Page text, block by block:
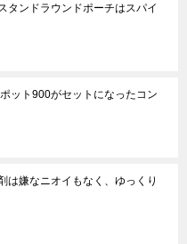
タンドラウンドポーチはスパイ
ット900がセットになったコン
は嫌なニオイもなく、ゆっくり